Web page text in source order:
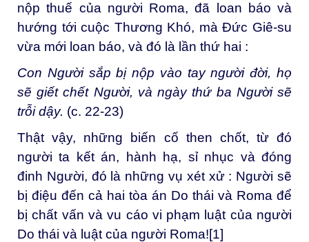
nộp thuế của người Roma, đã loan báo và
hướng tới cuộc Thương Khó, mà Đức Giê-su
vừa mới loan báo, và đó là lần thứ hai :
Con Người sắp bị nộp vào tay người đời, họ
sẽ giết chết Người, và ngày thứ ba Người sẽ
trỗi dậy. (c. 22-23)
Thật vậy, những biến cố then chốt, từ đó
người ta kết án, hành hạ, sỉ nhục và đóng
đinh Người, đó là những vụ xét xử : Người sẽ
bị điệu đến cả hai tòa án Do thái và Roma để
bị chất vấn và vu cáo vi phạm luật của người
Do thái và luật của người Roma![1]